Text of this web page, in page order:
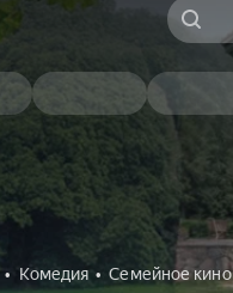
Комедия Семейное кино